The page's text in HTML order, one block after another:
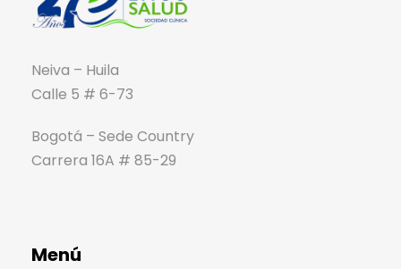
Neiva – Huila
Calle 5 # 6-73
Bogotá – Sede Country
Carrera 16A # 85-29
Menú